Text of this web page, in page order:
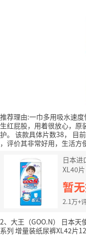
推荐理由:一巾多用吸水速
生红屁股，用着很放心，原
护。 该款具体片数38， 目
，评价其非常好用，生活方
日本进
XL40
暂
2.1万+
2、大王（GOO.N） 日本
系列 增量装纸尿裤XL42片